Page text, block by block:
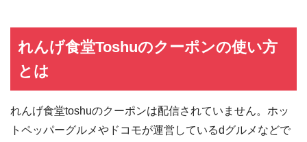
れんげ食堂Toshuのクーポンの使い方
とは
れんげ食堂toshuのクーポンは配信されていません。ホッ
トペッパーグルメやドコモが運営しているdグルメなどで